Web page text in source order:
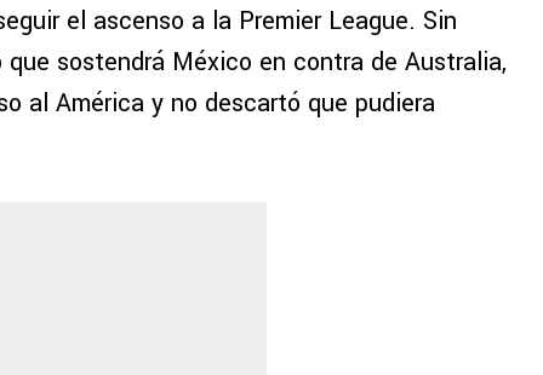
el ascenso a la Premier League. Sin
sostendrá México en contra de Australia,
al América y no descartó que pudiera